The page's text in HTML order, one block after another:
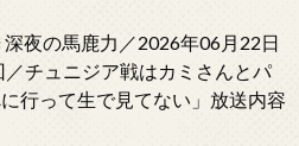
深夜の馬鹿力／2026年06月22日
／チュニジア戦はカミさんとパ
行って生で見てない」放送内容